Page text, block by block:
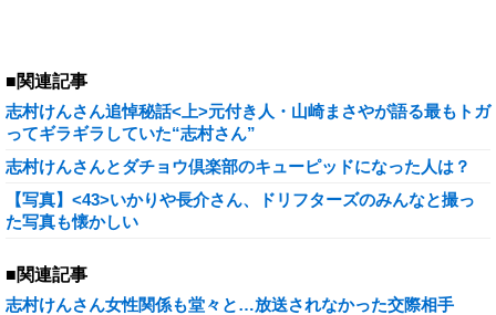
■関連記事
志村けんさん追悼秘話<上>元付き人・山崎まさやが語る最もトガ
ってギラギラしていた“志村さん”
志村けんさんとダチョウ倶楽部のキューピッドになった人は？
【写真】<43>いかりや長介さん、ドリフターズのみんなと撮っ
た写真も懐かしい
■関連記事
志村けんさん女性関係も堂々と…放送されなかった交際相手